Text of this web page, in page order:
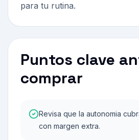
para tu rutina.
Puntos clave
comprar
Revisa que la autonomia
con margen extra.